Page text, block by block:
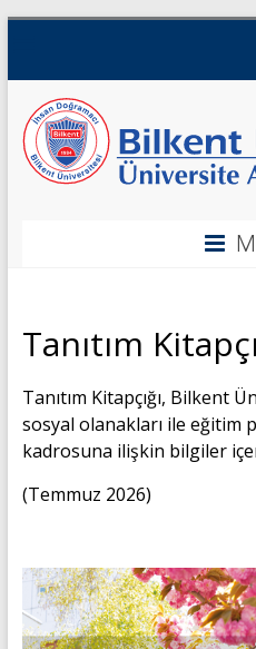
Tanıtım
Tanıtım Kitapçığı, Bilkent
sosyal olanakları ile eğitim
kadrosuna ilişkin bilgiler
(Temmuz 2026)